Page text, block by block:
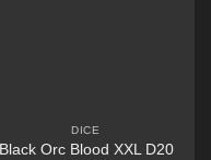
DICE
Black Orc Blood XXL D20